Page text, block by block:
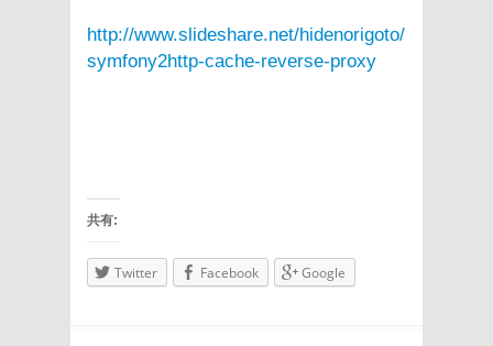
http://www.slideshare.net/hidenorigoto/
symfony2http-cache-reverse-proxy
共有:
Twitter Facebook Google